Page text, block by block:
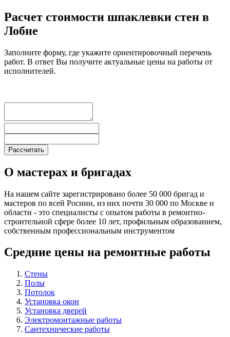
Расчет стоимости шпаклевки стен в
Лобне
Заполните форму, где укажите ориентировочный перечень
работ. В ответ Вы получите актуальные цены на работы от
исполнителей.
О мастерах и бригадах
На нашем сайте зарегистрировано более 50 000 бригад и
мастеров по всей Росиии, из них почти 30 000 по Москве и
области - это специалисты с опытом работы в ремонтно-
строительной сфере более 10 лет, профильным образованием,
собственным профессиональным инструментом
Средние цены на ремонтные работы
Стены
Полы
Потолок
Установка окон
Установка дверей
Электромонтажные работы
Сантехнические работы